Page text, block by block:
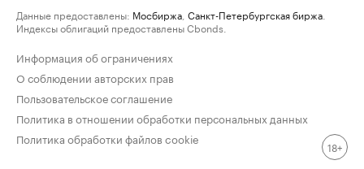
Данные предоставлены: Мосбиржа Санкт-Петербургская биржа
Индексы облигаций предоставлены Cbonds.
Информация об ограничениях
О соблюдении авторских прав
Пользовательское соглашение
Политика в отношении обработки персональных данных
Политика обработки файлов cookie
18+